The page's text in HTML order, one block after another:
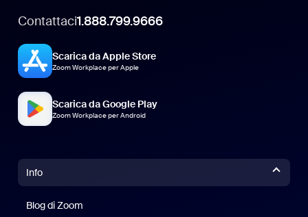
Contattaci1.888.799.9666
Scarica da Apple Store
Zoom Workplace per Apple
Scarica da Google Play
Zoom Workplace per Android
Info
Blog di Zoom